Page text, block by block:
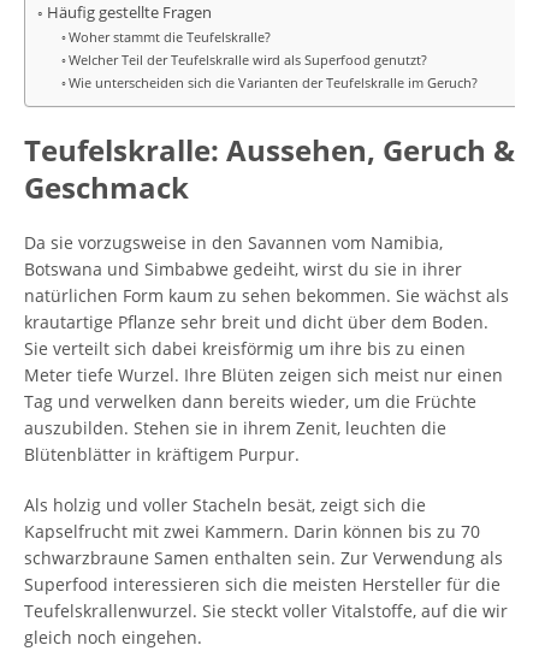
Häufig gestellte Fragen
Woher stammt die Teufelskralle?
Welcher Teil der Teufelskralle wird als Superfood genutzt?
Wie unterscheiden sich die Varianten der Teufelskralle im Geruch?
Teufelskralle: Aussehen, Geruch &
Geschmack
Da sie vorzugsweise in den Savannen vom Namibia,
Botswana und Simbabwe gedeiht, wirst du sie in ihrer
natürlichen Form kaum zu sehen bekommen. Sie wächst als
krautartige Pflanze sehr breit und dicht über dem Boden.
Sie verteilt sich dabei kreisförmig um ihre bis zu einen
Meter tiefe Wurzel. Ihre Blüten zeigen sich meist nur einen
Tag und verwelken dann bereits wieder, um die Früchte
auszubilden. Stehen sie in ihrem Zenit, leuchten die
Blütenblätter in kräftigem Purpur.
Als holzig und voller Stacheln besät, zeigt sich die
Kapselfrucht mit zwei Kammern. Darin können bis zu 70
schwarzbraune Samen enthalten sein. Zur Verwendung als
Superfood interessieren sich die meisten Hersteller für die
Teufelskrallenwurzel. Sie steckt voller Vitalstoffe, auf die wir
gleich noch eingehen.